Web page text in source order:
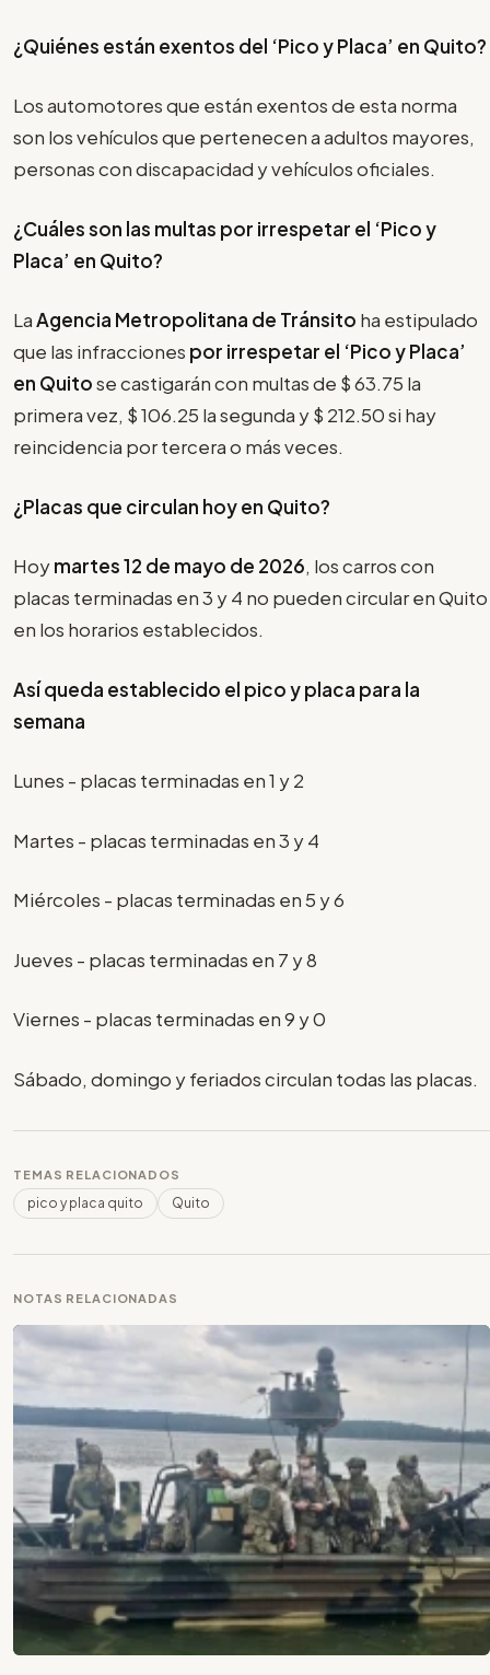
¿Quiénes están exentos del ‘Pico y Placa’ en Quito?
Los automotores que están exentos de esta norma
son los vehículos que pertenecen a adultos mayores,
personas con discapacidad y vehículos oficiales.
¿Cuáles son las multas por irrespetar el ‘Pico y
Placa’ en Quito?
LaAgencia Metropolitana de Tránsito ha estipulado
que las infracciones por irrespetar el ‘Pico y Placa’
en Quitose castigarán con multas de $ 63.75 la
primera vez, $ 106.25 la segunda y $ 212.50 si hay
reincidencia por tercera o más veces.
¿Placas que circulan hoy en Quito?
Hoymartes 12 de mayo de 2026, los carros con
placas terminadas en 3 y 4 no pueden circular en Quito
en los horarios establecidos.
Así queda establecido el pico y placa para la
semana
Lunes - placas terminadas en 1 y 2
Martes - placas terminadas en 3 y 4
Miércoles - placas terminadas en 5 y 6
Jueves - placas terminadas en 7 y 8
Viernes - placas terminadas en 9 y 0
Sábado, domingo y feriados circulan todas las placas.
TEMAS RELACIONADOS
pico y placa quito Quito
NOTAS RELACIONADAS